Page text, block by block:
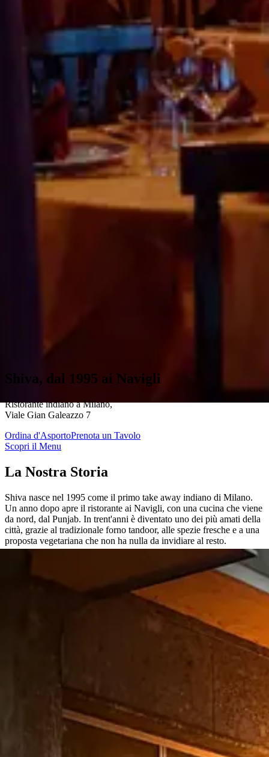
Shiva, dal 1995 ai Navigli
Ristorante indiano a Milano,
Viale Gian Galeazzo 7
Ordina d'AsportoPrenota un Tavolo
Scopri il Menu
La Nostra Storia
Shiva nasce nel 1995 come il primo take away indiano di Milano.
Un anno dopo apre il ristorante ai Navigli, con una cucina che viene
da nord, dal Punjab. In trent'anni è diventato uno dei più amati della
città, grazie al tradizionale forno tandoor, alle spezie fresche e a una
proposta vegetariana che non ha nulla da invidiare al resto.